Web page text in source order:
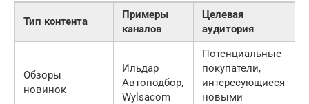
Тип контента
Примеры
каналов
Целевая
аудитория
Обзоры
новинок
Ильдар
Автоподбор,
Wylsacom
Потенциальные
покупатели,
интересующиеся
новыми